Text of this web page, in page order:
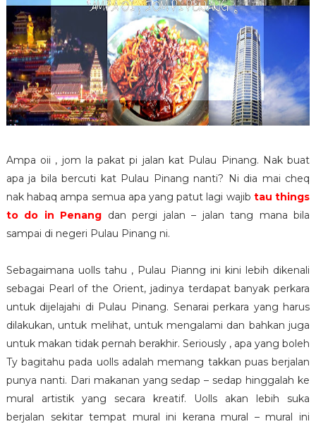
Ampa oii , jom la pakat pi jalan kat Pulau Pinang. Nak buat
apa ja bila bercuti kat Pulau Pinang nanti? Ni dia mai cheq
nak habaq ampa semua apa yang patut lagi wajib tau things
to do in Penang dan pergi jalan – jalan tang mana bila
sampai di negeri Pulau Pinang ni.
Sebagaimana uolls tahu , Pulau Pianng ini kini lebih dikenali
sebagai Pearl of the Orient, jadinya terdapat banyak perkara
untuk dijelajahi di Pulau Pinang. Senarai perkara yang harus
dilakukan, untuk melihat, untuk mengalami dan bahkan juga
untuk makan tidak pernah berakhir. Seriously , apa yang boleh
Ty bagitahu pada uolls adalah memang takkan puas berjalan
punya nanti. Dari makanan yang sedap – sedap hinggalah ke
mural artistik yang secara kreatif. Uolls akan lebih suka
berjalan sekitar tempat mural ini kerana mural – mural ini